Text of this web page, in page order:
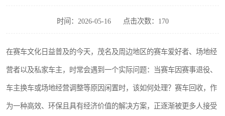
时间：2026-05-16 点击次数：170
在赛车文化日益普及的今天，茂名及周边地区的赛车爱好者、场地经
营者以及私家车主，时常会遇到一个实际问题：当赛车因赛事退役、
车主换车或场地经营调整等原因闲置时，该如何处理？赛车回收，作
为一种高效、环保且具有经济价值的解决方案，正逐渐被更多人接受
游戏厅回收